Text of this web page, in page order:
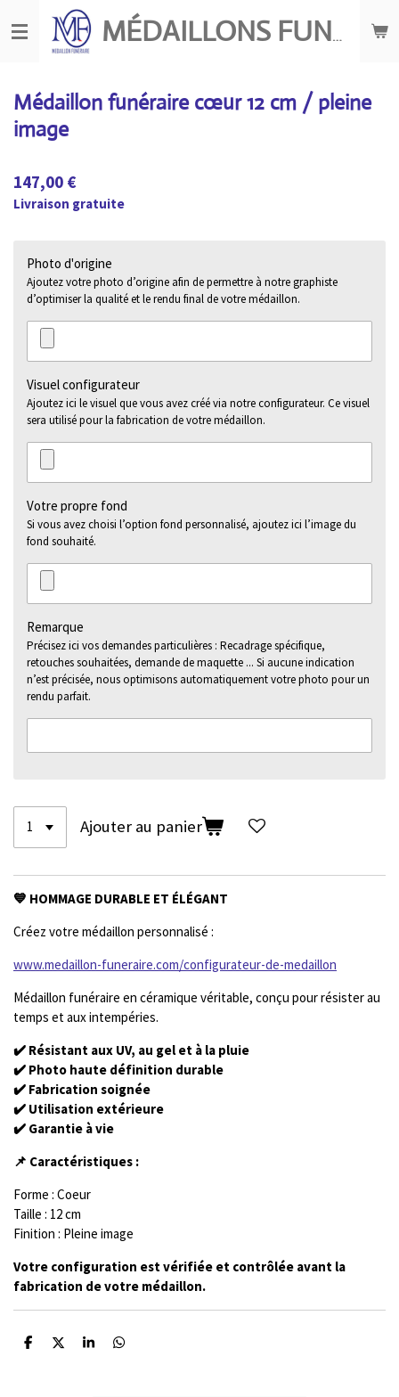
au
contenu
MÉDAILLONS FUNÉRAIRES
Médaillon funéraire cœur 12 cm / pleine
image
147,00 €
Livraison gratuite
Photo d'origine
Ajoutez votre photo d’origine afin de permettre à notre graphiste
d’optimiser la qualité et le rendu final de votre médaillon.
Visuel configurateur
Ajoutez ici le visuel que vous avez créé via notre configurateur. Ce visuel
sera utilisé pour la fabrication de votre médaillon.
Votre propre fond
Si vous avez choisi l’option fond personnalisé, ajoutez ici l’image du
fond souhaité.
Remarque
Précisez ici vos demandes particulières : Recadrage spécifique,
retouches souhaitées, demande de maquette ... Si aucune indication
n’est précisée, nous optimisons automatiquement votre photo pour un
rendu parfait.
Ajouter au panier
💙 HOMMAGE DURABLE ET ÉLÉGANT
Créez votre médaillon personnalisé :
www.medaillon-funeraire.com/configurateur-de-medaillon
Médaillon funéraire en céramique véritable, conçu pour résister au
temps et aux intempéries.
✔️ Résistant aux UV, au gel et à la pluie
✔️ Photo haute définition durable
✔️ Fabrication soignée
✔️ Utilisation extérieure
✔️ Garantie à vie
📌 Caractéristiques :
Forme : Coeur
Taille : 12 cm
Finition : Pleine image
Votre configuration est vérifiée et contrôlée avant la
fabrication de votre médaillon.
P
P
P
P